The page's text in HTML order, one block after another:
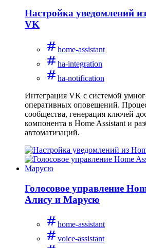
Настройка уведомлений
VK
home-assistant
ha-integration
ha-notification
Интеграция VK с системой
оперативных оповещений.
сообщества, генерация ключей
компонента в Home Assistant и
автоматизаций.
Голосовое управление
Алису и Марусю
home-assistant
voice-assistant